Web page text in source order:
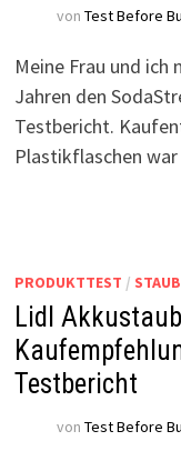
von Test Before
Meine Frau und
Jahren den
Testbericht.
Plastikflaschen
PRODUKTTEST /
Lidl
Testbericht
von Test Before